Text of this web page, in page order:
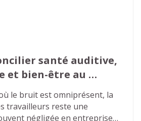
santé auditive,
et bien-être au
le bruit est omniprésent, la
travailleurs reste une
négligée en entreprise.